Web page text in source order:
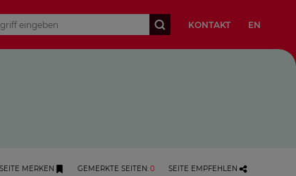
KONTAKT EN
SEITE MERKEN GEMERKTE SEITEN:0 SEITE EMPFEHLEN